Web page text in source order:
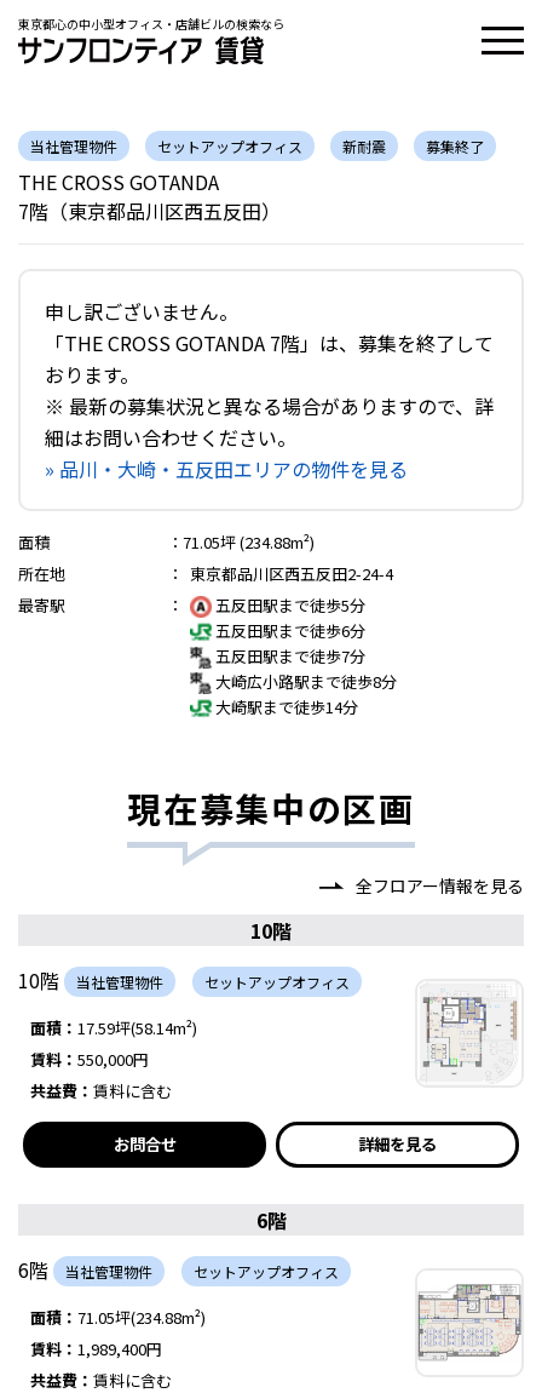
東京都心の中小型オフィス・店舗ビルの検索なら
当社管理物件 セットアップオフィス 新耐震 募集終了
THE CROSS GOTANDA
7階（東京都品川区西五反田）
申し訳ございません。
「THE CROSS GOTANDA 7階」は、募集を終了して
おります。
※ 最新の募集状況と異なる場合がありますので、詳
細はお問い合わせください。
» 品川・大崎・五反田エリアの物件を見る
面積 ： 71.05坪 (234.88m²)
所在地
：
東京都品川区西五反田2-24-4
最寄駅
：
五反田駅まで徒歩5分
五反田駅まで徒歩6分
五反田駅まで徒歩7分
大崎広小路駅まで徒歩8分
大崎駅まで徒歩14分
現在募集中の区画
全フロアー情報を見る
10階
10階
当社管理物件 セットアップオフィス
面積： 17.59坪(58.14m²)
賃料： 550,000円
共益費： 賃料に含む
お問合せ 詳細を見る
6階
6階
当社管理物件 セットアップオフィス
面積： 71.05坪(234.88m²)
賃料： 1,989,400円
共益費： 賃料に含む